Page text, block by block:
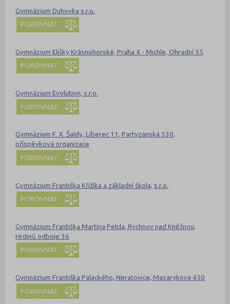
Gymnázium Duhovka s.r.o.
POROVNAT
Gymnázium Elišky Krásnohorské, Praha 4 - Michle, Ohradní 55
POROVNAT
Gymnázium Evolution, s.r.o.
POROVNAT
Gymnázium F. X. Šaldy, Liberec 11, Partyzánská 530,
příspěvková organizace
POROVNAT
Gymnázium Františka Křižíka a základní škola, s.r.o.
POROVNAT
Gymnázium Františka Martina Pelcla, Rychnov nad Kněžnou,
Hrdinů odboje 36
POROVNAT
Gymnázium Františka Palackého, Neratovice, Masarykova 450
POROVNAT